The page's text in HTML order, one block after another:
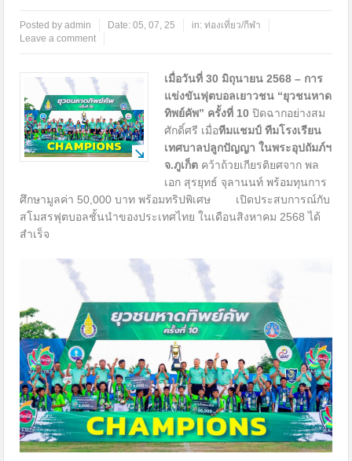
Posted byadmin Date:05, 07, 25 in:ท่องเที่ยว/กีฬา
Leave a comment
เมื่อวันที่ 30 มิถุนายน 2568 – การ
แข่งขันฟุตบอลเยาวชน “ยุวชนหาด
ทิพย์คัพ” ครั้งที่ 10 ปิดฉากอย่างสม
ศักดิ์ศรี เมื่อทีมแชมป์ ทีมโรงเรียน
เทศบาลปลูกปัญญา ในพระอุปถัมภ์ฯ
จ.ภูเก็ต คว้าถ้วยเกียรติยศจาก พล
เอก สุรยุทธ์ จุลานนท์ พร้อมทุนการ
ศึกษามูลค่า 50,000 บาท พร้อมทริปพิเศษ เปิดประสบการณ์กับ
สโมสรฟุตบอลชั้นนำของประเทศไทย ในเดือนสิงหาคม 2568 ได้
สำเร็จ